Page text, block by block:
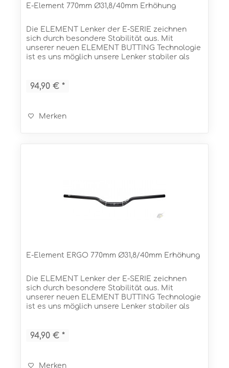
E-Element 770mm Ø31,8/40mm Erhöhung
Die ELEMENT Lenker der E-SERIE zeichnen
sich durch besondere Stabilität aus. Mit
unserer neuen ELEMENT BUTTING Technologie
ist es uns möglich unsere Lenker stabiler als
94,90 € *
Merken
E-Element ERGO 770mm Ø31,8/40mm Erhöhung
Die ELEMENT Lenker der E-SERIE zeichnen
sich durch besondere Stabilität aus. Mit
unserer neuen ELEMENT BUTTING Technologie
ist es uns möglich unsere Lenker stabiler als
94,90 € *
Merken